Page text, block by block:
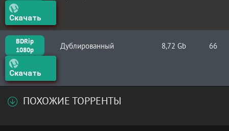
Скачать
BDRip
1080p
Дублированный 8,72 Gb 66
Скачать
ПОХОЖИЕ ТОРРЕНТЫ